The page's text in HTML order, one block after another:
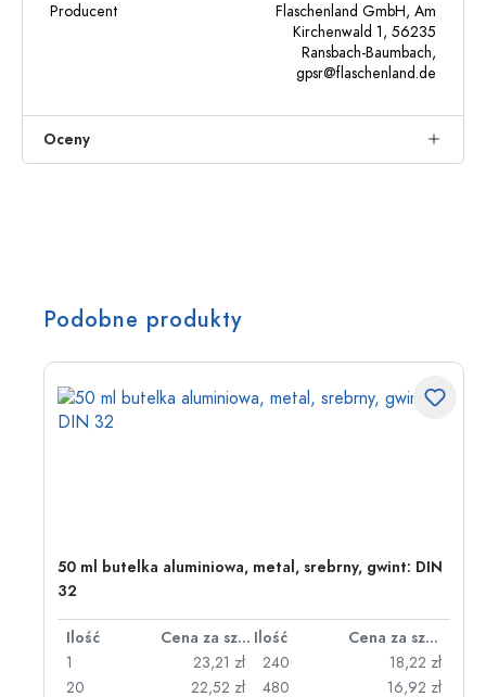
Producent
Flaschenland GmbH, Am
Kirchenwald 1, 56235
Ransbach-Baumbach,
gpsr@flaschenland.de
Oceny
Podobne produkty
50 ml butelka aluminiowa, metal, srebrny, gwint: DIN
32
Ilość Cena za sztukę Ilość
Cena za sztukę
1
23,21 zł
20
22,52 zł
240
18,22 zł
480
16,92 zł